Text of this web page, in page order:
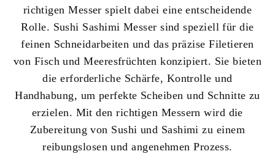
richtigen Messer spielt dabei eine entscheidende
Rolle. Sushi Sashimi Messer sind speziell für die
feinen Schneidarbeiten und das präzise Filetieren
von Fisch und Meeresfrüchten konzipiert. Sie bieten
die erforderliche Schärfe, Kontrolle und
Handhabung, um perfekte Scheiben und Schnitte zu
erzielen. Mit den richtigen Messern wird die
Zubereitung von Sushi und Sashimi zu einem
reibungslosen und angenehmen Prozess.